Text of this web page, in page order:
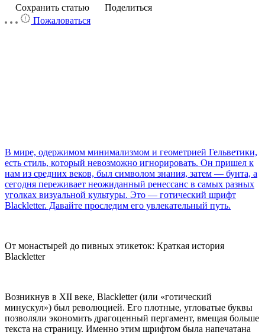
Сохранить статью
Поделиться
Пожаловаться
В мире, одержимом минимализмом и геометрией Гельветики,
есть стиль, который невозможно игнорировать. Он пришел к
нам из средних веков, был символом знания, затем — бунта, а
сегодня переживает неожиданный ренессанс в самых разных
уголках визуальной культуры. Это — готический шрифт
Blackletter. Давайте проследим его увлекательный путь.
От монастырей до пивных этикеток: Краткая история
Blackletter
Возникнув в XII веке, Blackletter (или «готический
минускул») был революцией. Его плотные, угловатые буквы
позволяли экономить драгоценный пергамент, вмещая больше
текста на страницу. Именно этим шрифтом была напечатана